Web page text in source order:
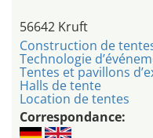
56642 Kruft
Construction de
Technologie
Tentes et pavillons
Halls de tente
Location de tentes
Correspondance: